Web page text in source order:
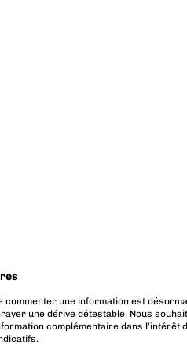
commenter une information est
une dérive détestable. Nous
complémentaire dans